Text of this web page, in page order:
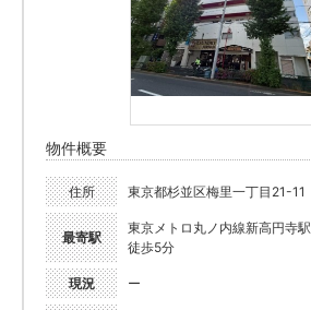
物件概要
住所 東京都杉並区梅里一丁目21-11
最寄駅
東京メトロ丸ノ内線新高円寺駅
徒歩5分
現況 ー